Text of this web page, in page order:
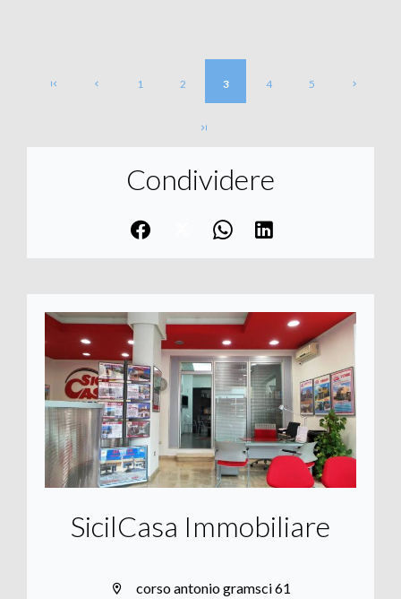
1 2 3 4 5
Condividere
SicilCasa Immobiliare
corso antonio gramsci 61